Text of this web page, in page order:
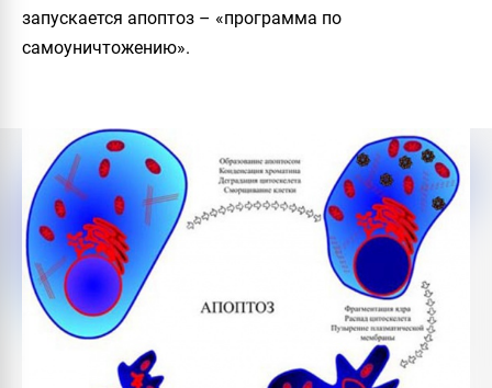
запускается апоптоз – «программа по
самоуничтожению».